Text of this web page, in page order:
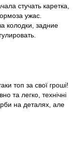
стучать каретка,
ужас.
колодки, задние
топ за свої гроші!
та легко, технічні
на деталях, але